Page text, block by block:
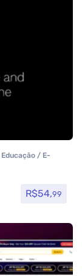
Educação / E-
R$54,99